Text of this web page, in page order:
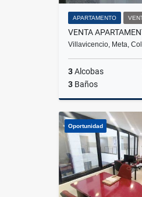
APARTAMENTO
Villavicencio, Meta,
3Alcobas
3 Baños
Oportunidad